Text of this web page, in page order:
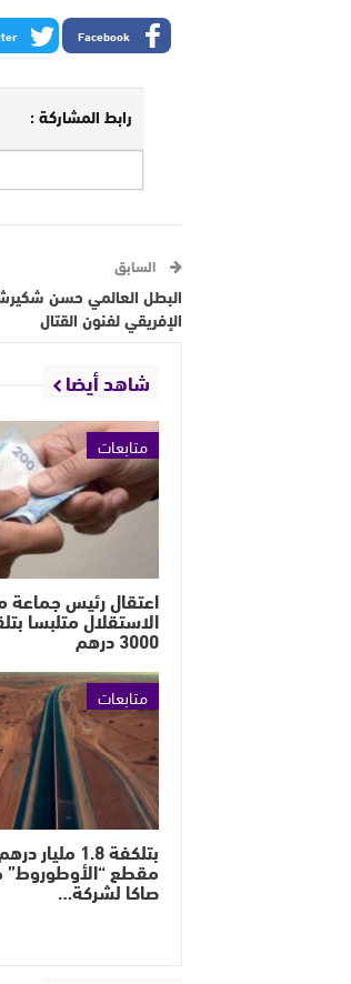
Facebook
رابط المشاركة :
السابق
البطل العالمي حسن شكيرش
الإفريقي لفنون القتال
شاهد أيضا
متابعات
اعتقال رئيس
الاستقلال متلبسا
3000 درهم
متابعات
بتلكفة 1.8
مقطع
صاكا لشركة…